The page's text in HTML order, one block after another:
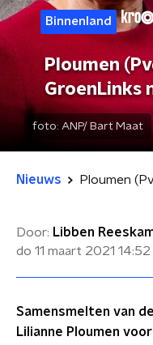
Binnenland
Ploumen
GroenLinks
foto: ANP/ Bart Maat
Nieuws
Door: Libben
do 11 maart 2021 14:52
Samensmelten van
Lilianne Ploumen